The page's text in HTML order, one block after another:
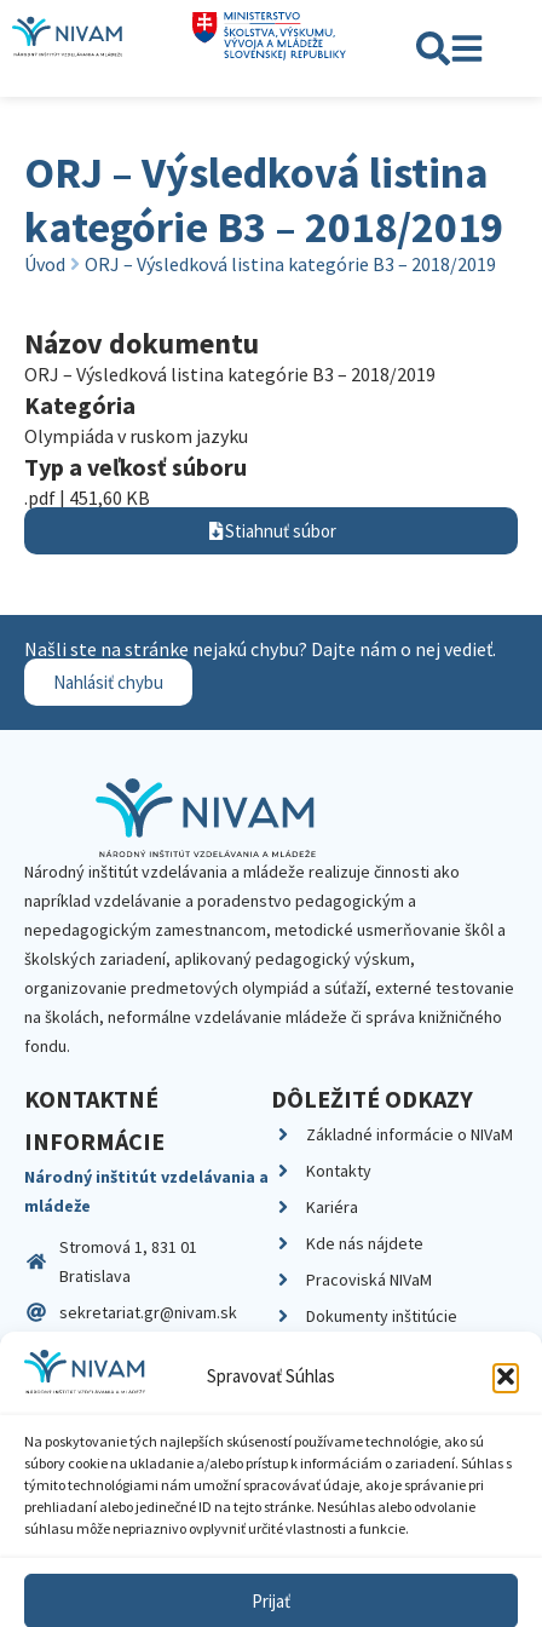
Spravovať Súhlas
Na poskytovanie tých najlepších skúseností používame technológie, ako sú
súbory cookie na ukladanie a/alebo prístup k informáciám o zariadení. Súhlas s
týmito technológiami nám umožní spracovávať údaje, ako je správanie pri
prehliadaní alebo jedinečné ID na tejto stránke. Nesúhlas alebo odvolanie
súhlasu môže nepriaznivo ovplyvniť určité vlastnosti a funkcie.
Prijať
ORJ – Výsledková listina
kategórie B3 – 2018/2019
Úvod ORJ – Výsledková listina kategórie B3 – 2018/2019
Názov dokumentu
ORJ – Výsledková listina kategórie B3 – 2018/2019
Kategória
Olympiáda v ruskom jazyku
Typ a veľkosť súboru
.pdf | 451,60 KB
Stiahnuť súbor
Našli ste na stránke nejakú chybu? Dajte nám o nej vedieť.
Nahlásiť chybu
Národný inštitút vzdelávania a mládeže realizuje činnosti ako
napríklad vzdelávanie a poradenstvo pedagogickým a
nepedagogickým zamestnancom, metodické usmerňovanie škôl a
školských zariadení, aplikovaný pedagogický výskum,
organizovanie predmetových olympiád a súťaží, externé testovanie
na školách, neformálne vzdelávanie mládeže či správa knižničného
fondu.
KONTAKTNÉ
INFORMÁCIE
Národný inštitút vzdelávania a
mládeže
Stromová 1, 831 01
Bratislava
sekretariat.gr@nivam.sk
IČO: 00164348
DIČ: 2020798714
DÔLEŽITÉ ODKAZY
Základné informácie o NIVaM
Kontakty
Kariéra
Kde nás nájdete
Pracoviská NIVaM
Dokumenty inštitúcie
Zásady ochrany súkromia
Sprístupnenie informácií